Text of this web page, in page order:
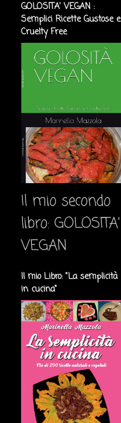
GOLOSITA' VEGAN :
Semplici Ricette Gustose e
Cruelty Free
Il mio secondo
libro: GOLOSITA'
VEGAN
Il mio Libro: "La semplicità
in cucina"